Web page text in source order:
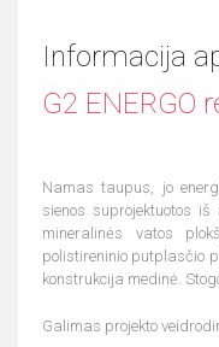
Informacija
G2 ENERGO
Namas taupus, jo
sienos suprojektuotos iš
mineralinės vatos
polistireninio putplasčio
konstrukcija medinė.
Galimas projekto